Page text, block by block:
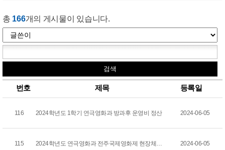
총 166개의 게시물이 있습니다.
번호 제목 등록일
116 2024학년도 1학기 연극영화과 방과후 운영비 정산 2024-06-05
115 2024학년도 연극영화과 전주국제영화제 현장체험학습 ... 2024-06-05